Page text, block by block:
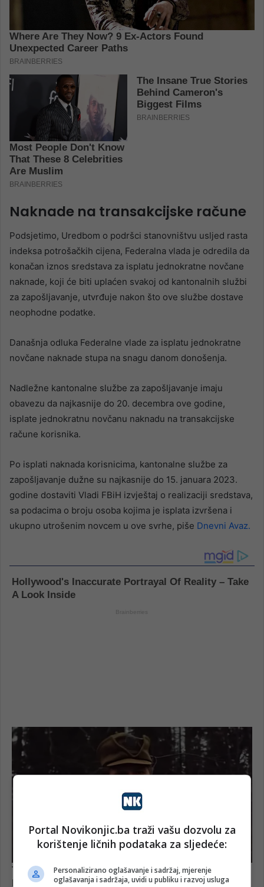
Naknade na transakcijske račune
Podsjetimo, Uredbom o podršci stanovništvu usljed rasta
indeksa potrošačkih cijena, Federalna vlada je odredila da
konačan iznos sredstava za isplatu jednokratne novčane
naknade, koji će biti uplaćen svakoj od kantonalnih službi
za zapošljavanje, utvrđuje nakon što ove službe dostave
neophodne podatke.
Današnja odluka Federalne vlade za isplatu jednokratne
novčane naknade stupa na snagu danom donošenja.
Nadležne kantonalne službe za zapošljavanje imaju
obavezu da najkasnije do 20. decembra ove godine,
isplate jednokratnu novčanu naknadu na transakcijske
račune korisnika.
Po isplati naknada korisnicima, kantonalne službe za
zapošljavanje dužne su najkasnije do 15. januara 2023.
godine dostaviti Vladi FBiH izvještaj o realizaciji sredstava,
sa podacima o broju osoba kojima je isplata izvršena i
ukupno utrošenim novcem u ove svrhe, piše Dnevni Avaz.
Portal Novikonjic.ba traži vašu dozvolu za
korištenje ličnih podataka za sljedeće:
Personalizirano oglašavanje i sadržaj, mjerenje
oglašavanja i sadržaja, uvidi u publiku i razvoj usluga